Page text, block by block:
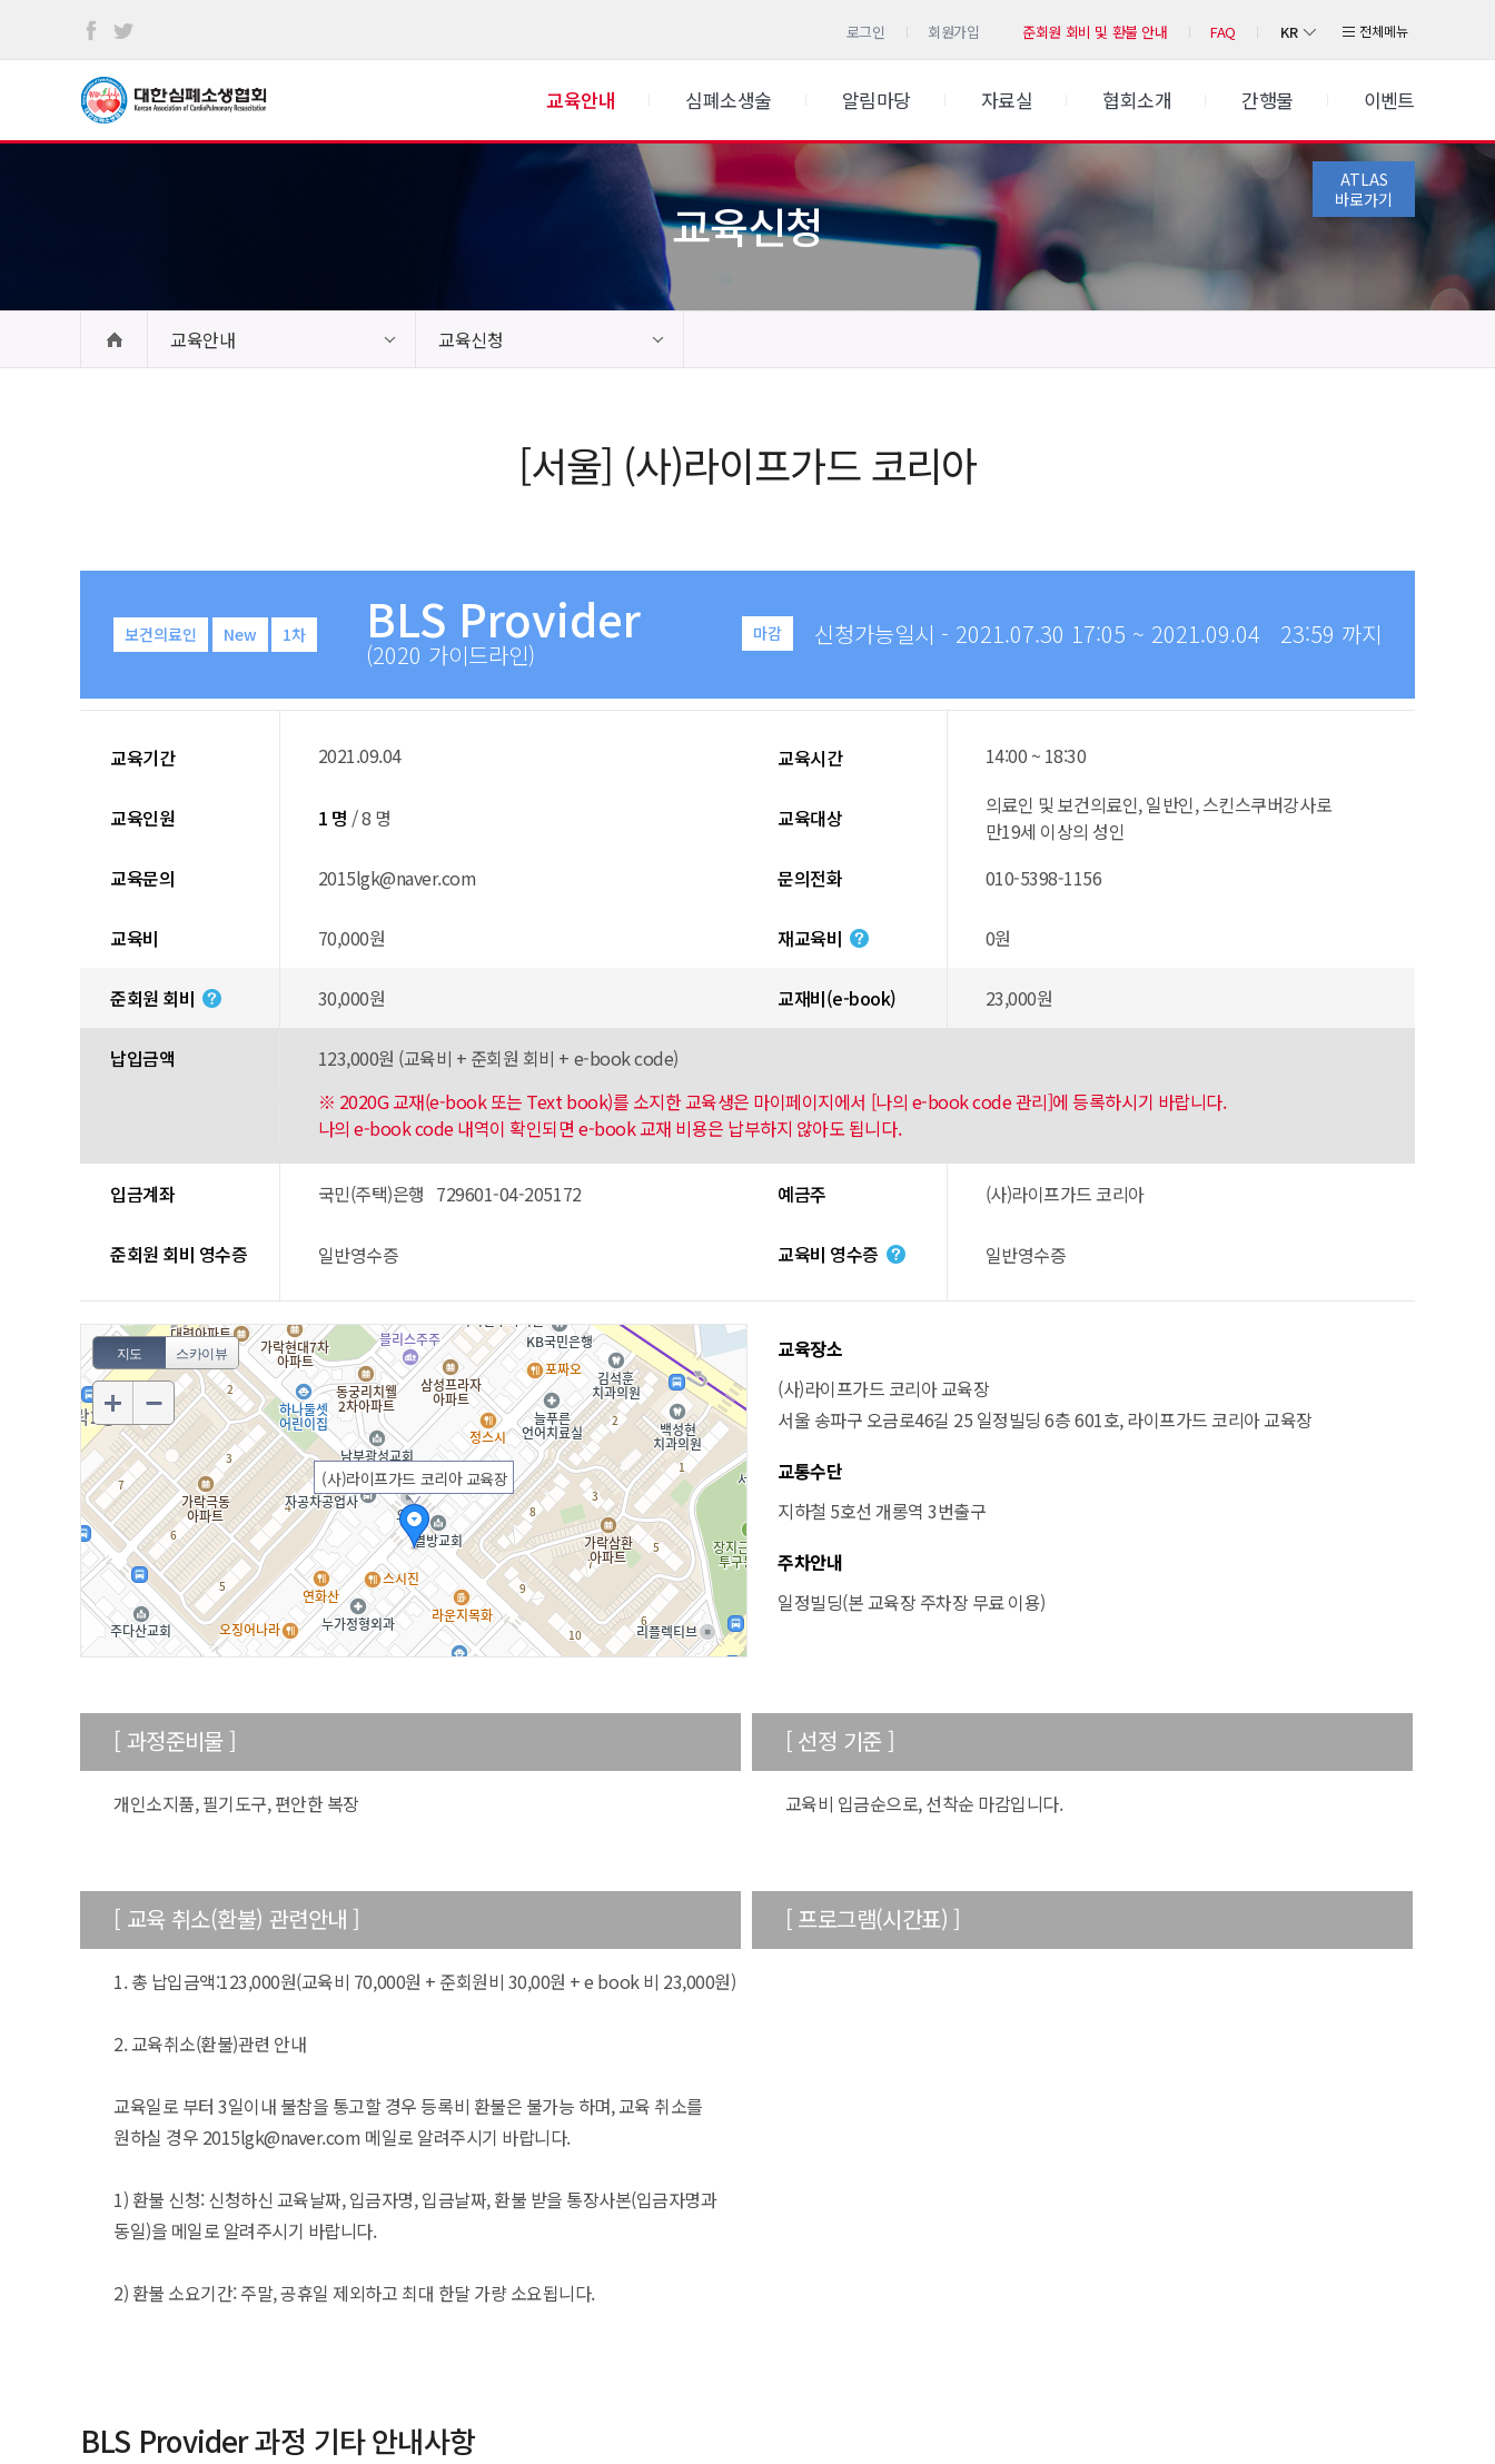
로그인 회원가입 준회원 회비 및 환불 안내 FAQ KR 전체메뉴
교육안내 심폐소생술 알림마당 자료실 협회소개 간행물 이벤트
ATLAS
바로가기
교육신청
교육안내 교육신청
[서울] (사)라이프가드 코리아
보건의료인 New 1차 BLS Provider
(2020 가이드라인)
마감 신청가능일시 - 2021.07.30 17:05 ~ 2021.09.04 23:59 까지
교육기간 2021.09.04 교육시간 14:00 ~ 18:30
교육인원 1 명 / 8 명 교육대상
의료인 및 보건의료인, 일반인, 스킨스쿠버강사로
만19세 이상의 성인
교육문의
2015lgk@naver.com 문의전화 010-5398-1156
교육비 70,000원 재교육비 0원
준회원 회비 30,000원 교재비(e-book) 23,000원
납입금액
123,000원 (교육비 + 준회원 회비 + e-book code)
※ 2020G 교재(e-book 또는 Text book)를 소지한 교육생은 마이페이지에서 [나의 e-book code 관리]에 등록하시기 바랍니다.
나의 e-book code 내역이 확인되면 e-book 교재 비용은 납부하지 않아도 됩니다.
입금계좌 국민(주택)은행 729601-04-205172 예금주 (사)라이프가드 코리아
준회원 회비 영수증 일반영수증 교육비 영수증 일반영수증
지도 스카이뷰
(사)라이프가드 코리아 교육장
50m
교육장소
(사)라이프가드 코리아 교육장
서울 송파구 오금로46길 25 일정빌딩 6층 601호, 라이프가드 코리아 교육장
교통수단
지하철 5호선 개롱역 3번출구
주차안내
일정빌딩(본 교육장 주차장 무료 이용)
[ 과정준비물 ]
개인소지품, 필기도구, 편안한 복장
[ 교육 취소(환불) 관련안내 ]
1. 총 납입금액:123,000원(교육비 70,000원 + 준회원비 30,00원 + e book 비 23,000원)
2. 교육취소(환불)관련 안내
교육일로 부터 3일이내 불참을 통고할 경우 등록비 환불은 불가능 하며, 교육 취소를
원하실 경우 2015lgk@naver.com 메일로 알려주시기 바랍니다.
1) 환불 신청: 신청하신 교육날짜, 입금자명, 입금날짜, 환불 받을 통장사본(입금자명과
동일)을 메일로 알려주시기 바랍니다.
2) 환불 소요기간: 주말, 공휴일 제외하고 최대 한달 가량 소요됩니다.
[ 선정 기준 ]
교육비 입금순으로, 선착순 마감입니다.
[ 프로그램(시간표) ]
BLS Provider 과정 기타 안내사항